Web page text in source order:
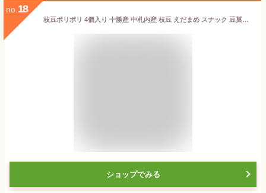
no. 18
枝豆ポリポリ 4個入り 十勝産 中札内産 枝豆 えだまめ スナック 豆菓子 おやつ おつまみ 北海道土産 お菓子
ショップでみる